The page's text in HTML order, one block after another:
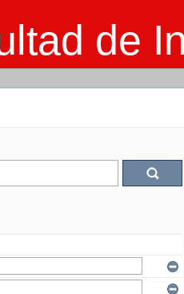
de